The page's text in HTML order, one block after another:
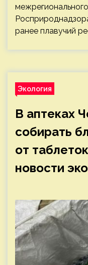
ранее плавучий
Экология
В аптеках
собирать
от
новости